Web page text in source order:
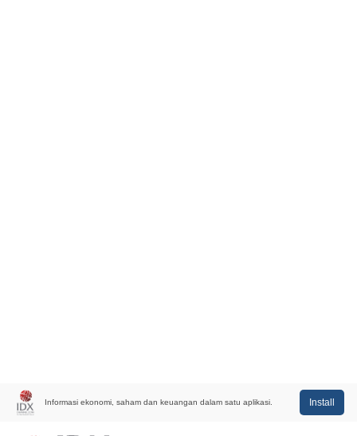
Informasi ekonomi, saham dan keuangan dalam satu aplikasi. Install